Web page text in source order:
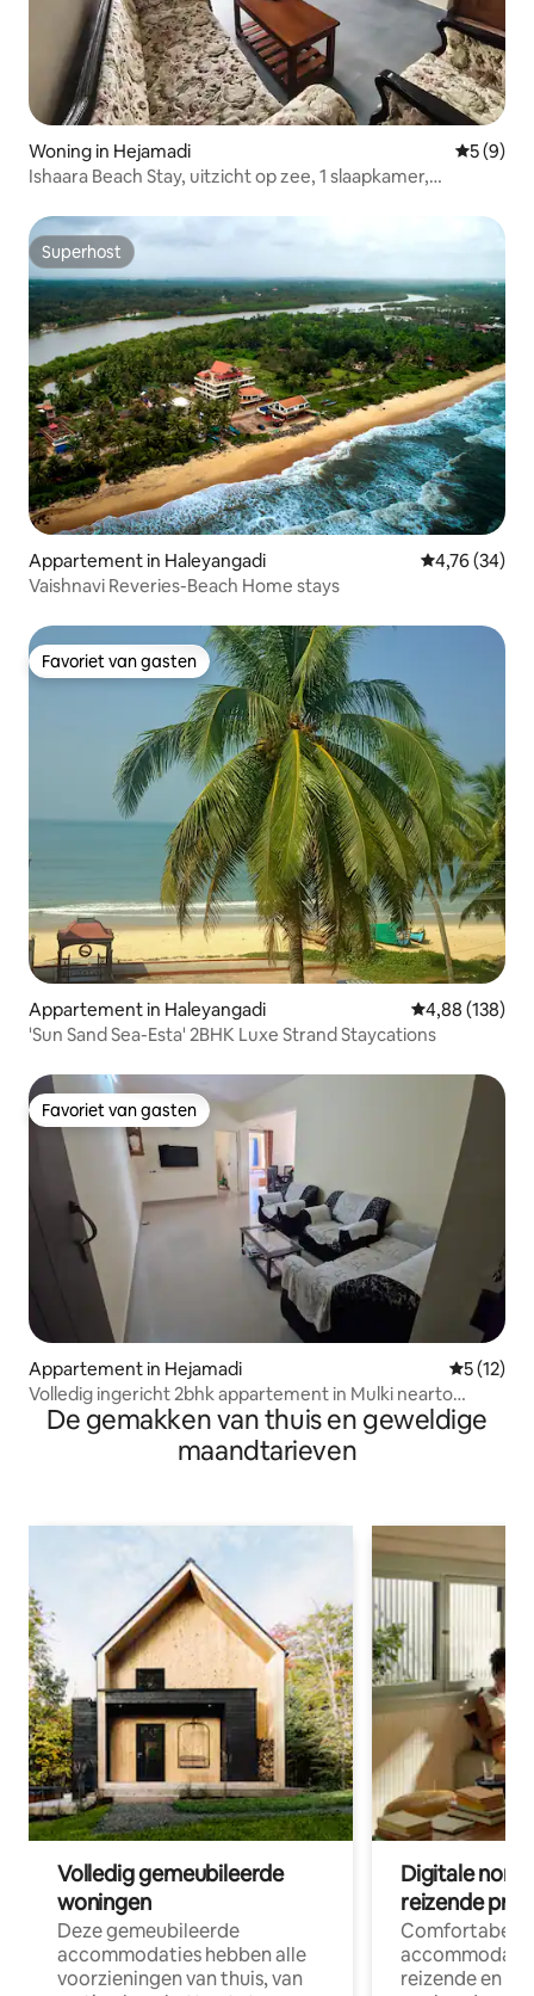
Woning in Hejamadi
5 (9)
Ishaara Beach Stay, uitzicht op zee, 1 slaapkamer,
Superhost
Superhost
Appartement in Haleyangadi Gemiddelde
4,76 (34)
Vaishnavi Reveries-Beach Home stays
Favoriet van gasten
Favoriet van gasten
Appartement in Haleyangadi Gemiddelde
4,88 (138)
'Sun Sand Sea-Esta' 2BHK Luxe Strand Staycations
Favoriet van gasten
Favoriet van gasten
Appartement in Hejamadi
5 (12)
Volledig ingericht 2bhk appartement in Mulki nearto
surfclub
De gemakken van thuis en geweldige
maandtarieven
Volledig gemeubileerde
woningen
Deze gemeubileerde
accommodaties hebben alle
voorzieningen van thuis, van
Digitale
reizende
Comfortabele
reizende en